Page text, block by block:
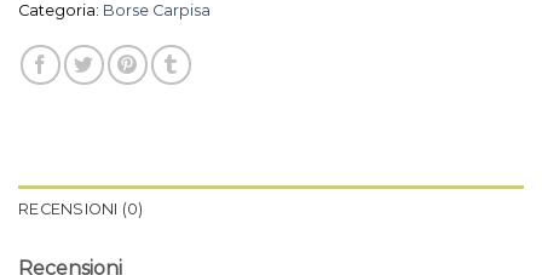
Categoria: Borse Carpisa
RECENSIONI (0)
Recensioni